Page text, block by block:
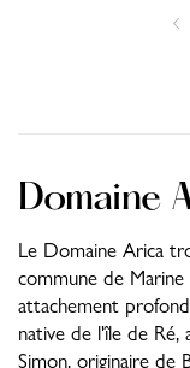
Domaine
Le Domaine Arica
commune de
attachement
native de l'île de Ré,
Simon, originaire de